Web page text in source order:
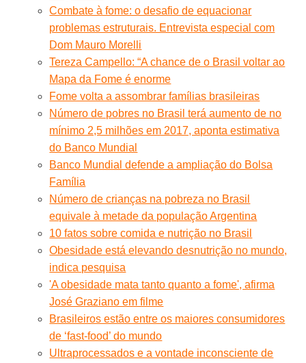
Combate à fome: o desafio de equacionar
problemas estruturais. Entrevista especial com
Dom Mauro Morelli
Tereza Campello: “A chance de o Brasil voltar ao
Mapa da Fome é enorme
Fome volta a assombrar famílias brasileiras
Número de pobres no Brasil terá aumento de no
mínimo 2,5 milhões em 2017, aponta estimativa
do Banco Mundial
Banco Mundial defende a ampliação do Bolsa
Família
Número de crianças na pobreza no Brasil
equivale à metade da população Argentina
10 fatos sobre comida e nutrição no Brasil
Obesidade está elevando desnutrição no mundo,
indica pesquisa
'A obesidade mata tanto quanto a fome', afirma
José Graziano em filme
Brasileiros estão entre os maiores consumidores
de ‘fast-food’ do mundo
Ultraprocessados e a vontade inconsciente de